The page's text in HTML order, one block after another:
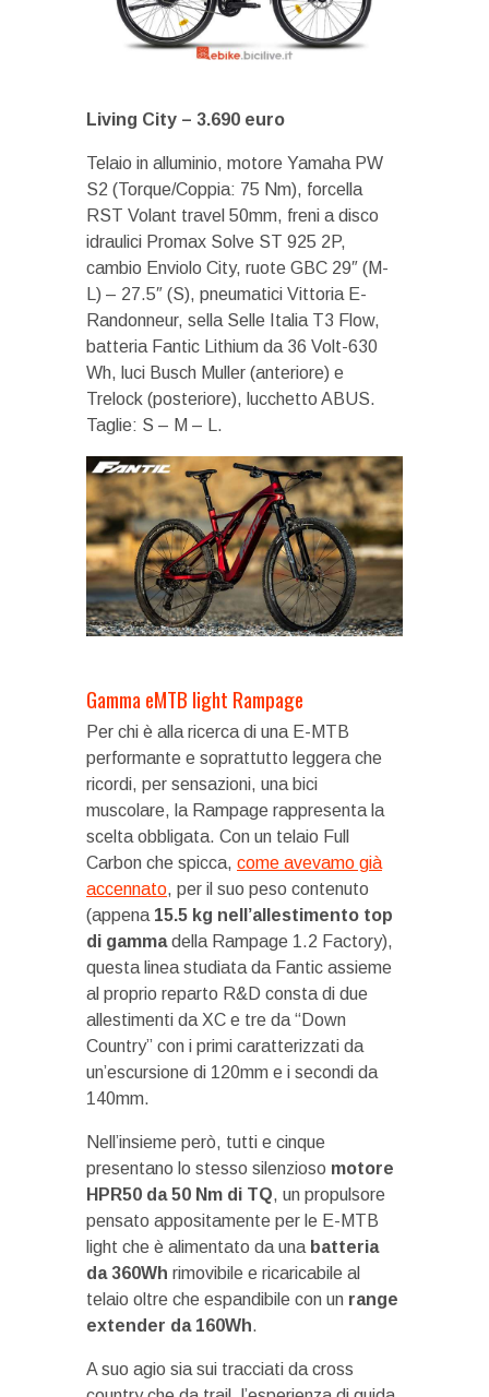
Living City – 3.690 euro
Telaio in alluminio, motore Yamaha PW
S2 (Torque/Coppia: 75 Nm), forcella
RST Volant travel 50mm, freni a disco
idraulici Promax Solve ST 925 2P,
cambio Enviolo City, ruote GBC 29″ (M-
L) – 27.5″ (S), pneumatici Vittoria E-
Randonneur, sella Selle Italia T3 Flow,
batteria Fantic Lithium da 36 Volt-630
Wh, luci Busch Muller (anteriore) e
Trelock (posteriore), lucchetto ABUS.
Taglie: S – M – L.
Gamma eMTB light Rampage
Per chi è alla ricerca di una E-MTB
performante e soprattutto leggera che
ricordi, per sensazioni, una bici
muscolare, la Rampage rappresenta la
scelta obbligata. Con un telaio Full
Carbon che spicca, come avevamo già
accennato, per il suo peso contenuto
(appena 15.5 kg nell’allestimento top
di gammadella Rampage 1.2 Factory),
questa linea studiata da Fantic assieme
al proprio reparto R&D consta di due
allestimenti da XC e tre da “Down
Country” con i primi caratterizzati da
un’escursione di 120mm e i secondi da
140mm.
Nell’insieme però, tutti e cinque
presentano lo stesso silenzioso motore
HPR50 da 50 Nm di TQ, un propulsore
pensato appositamente per le E-MTB
light che è alimentato da una batteria
da 360Wh rimovibile e ricaricabile al
telaio oltre che espandibile con un range
extender da 160Wh.
A suo agio sia sui tracciati da cross